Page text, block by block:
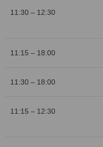
11:30 – 12:30
11:15 – 18:00
11:30 – 18:00
11:15 – 12:30